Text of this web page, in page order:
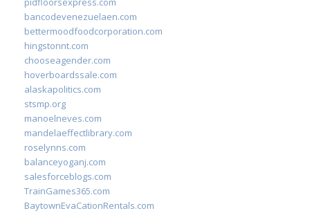
bancodevenezuelaen.com
bettermoodfoodcorporation.com
hingstonnt.com
chooseagender.com
hoverboardssale.com
alaskapolitics.com
stsmp.org
manoelneves.com
mandelaeffectlibrary.com
roselynns.com
balanceyoganj.com
salesforceblogs.com
TrainGames365.com
BaytownEvaCationRentals.com